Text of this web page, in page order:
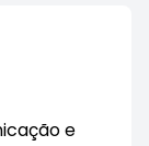
e